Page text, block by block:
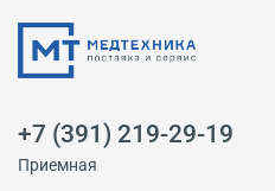
+7 (391) 219-29-19
Приемная